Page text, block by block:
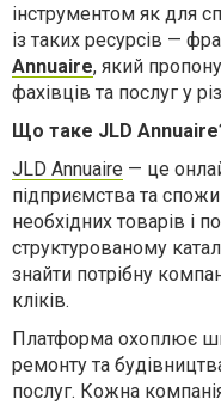
інструментом як для
із таких ресурсів —
Annuaire, який
фахівців та послуг у
Що таке JLD
JLD Annuaire — це
підприємства та
необхідних товарів і
структурованому
знайти потрібну
кліків.
Платформа охоплює
ремонту та
послуг. Кожна